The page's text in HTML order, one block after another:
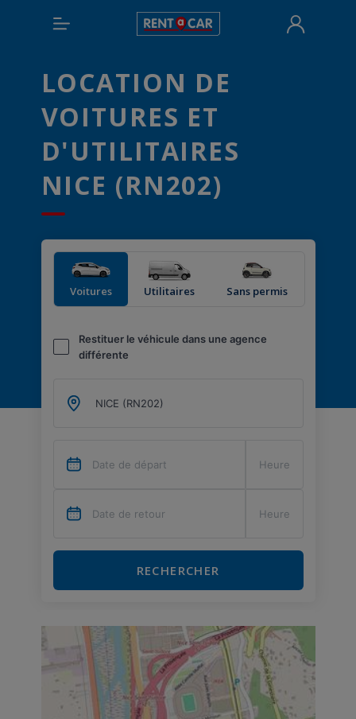
LOCATION DE
VOITURES ET
D'UTILITAIRES
NICE (RN202)
Voitures Utilitaires Sans permis
Restituer le véhicule dans une agence
différente
RECHERCHER